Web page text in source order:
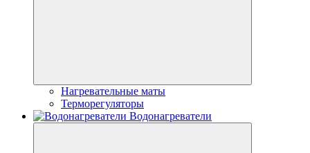
Нагревательные маты
Терморегуляторы
Водонагреватели